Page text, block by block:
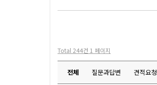
Total 244건 1 페이지
전체 질문과답변 견적요청